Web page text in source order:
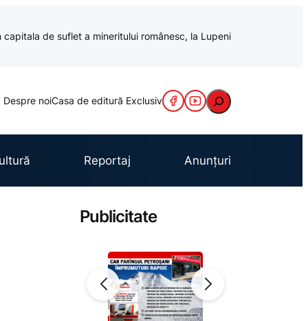
de suflet a mineritului românesc, la Lupeni
Despre noiCasa de editură Exclusiv Caută
Reportaj Anunțuri
Publicitate